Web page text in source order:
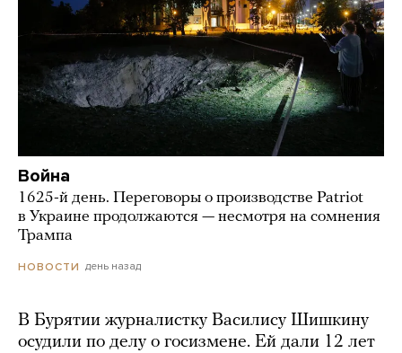
Война
1625-й день. Переговоры о производстве Patriot
в Украине продолжаются — несмотря на сомнения
Трампа
НОВОСТИ день назад
В Бурятии журналистку Василису Шишкину
осудили по делу о госизмене. Ей дали 12 лет